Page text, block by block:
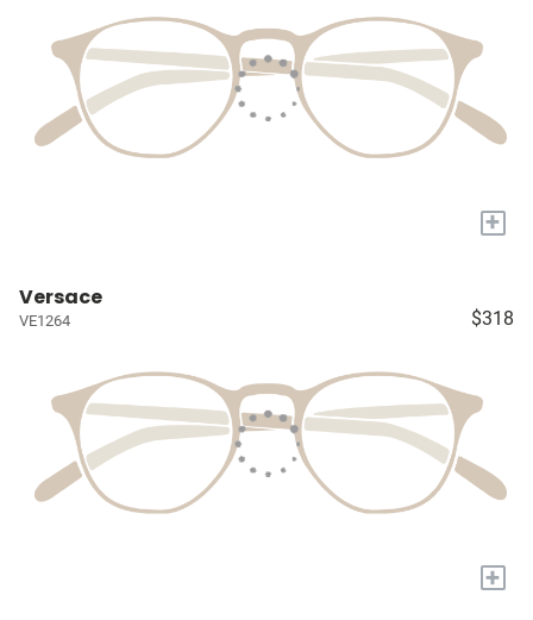
+
Versace
VE1264 $318
+